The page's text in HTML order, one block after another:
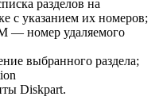
разделов на
с указанием их номеров;
— номер удаляемого
выбранного раздела;
Diskpart.